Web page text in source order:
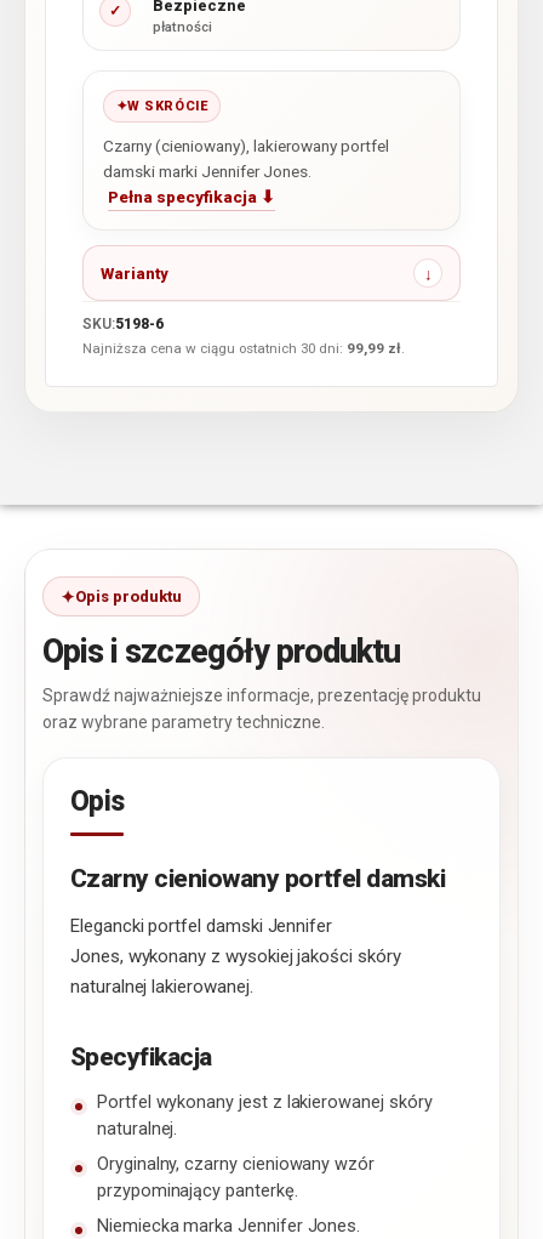
✓ Bezpieczne
płatności
W SKRÓCIE
Czarny (cieniowany), lakierowany portfel
damski marki Jennifer Jones.
Pełna specyfikacja ⬇
Warianty
SKU:5198-6
Najniższa cena w ciągu ostatnich 30 dni: 99,99 zł.
Opis produktu
Opis i szczegóły produktu
Sprawdź najważniejsze informacje, prezentację produktu
oraz wybrane parametry techniczne.
Opis
Czarny cieniowany portfel damski
Elegancki portfel damski Jennifer
Jones, wykonany z wysokiej jakości skóry
naturalnej lakierowanej.
Specyfikacja
Portfel wykonany jest z lakierowanej skóry
naturalnej.
Oryginalny, czarny cieniowany wzór
przypominający panterkę.
Niemiecka marka Jennifer Jones.